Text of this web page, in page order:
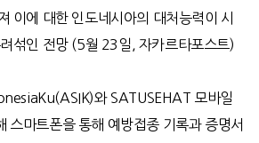
이에 대한 인도네시아의 대처능력이 시
섞인 전망(5월 23일, 자카르타포스트)
와SATUSEHAT 모바일
스마트폰을 통해 예방접종 기록과 증명서